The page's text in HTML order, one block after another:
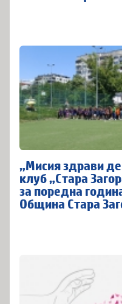
„Мисия здрави
клуб „Стара
за поредна
Община Стара